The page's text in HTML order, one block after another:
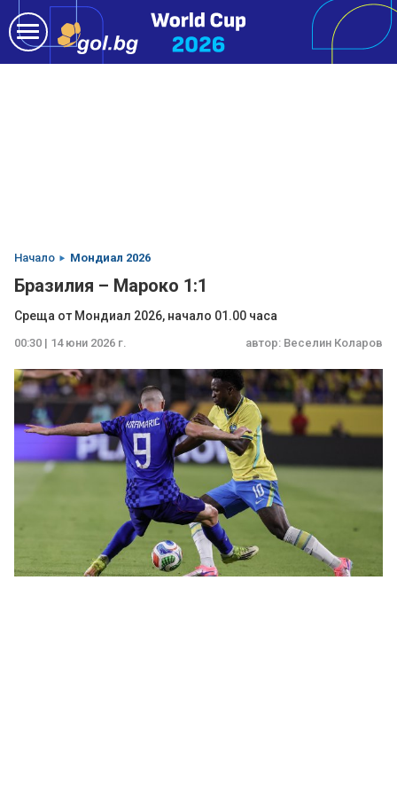
Начало Мондиал 2026
Бразилия – Мароко 1:1
Среща от Мондиал 2026, начало 01.00 часа
00:30 | 14 юни 2026 г. автор: Веселин Коларов